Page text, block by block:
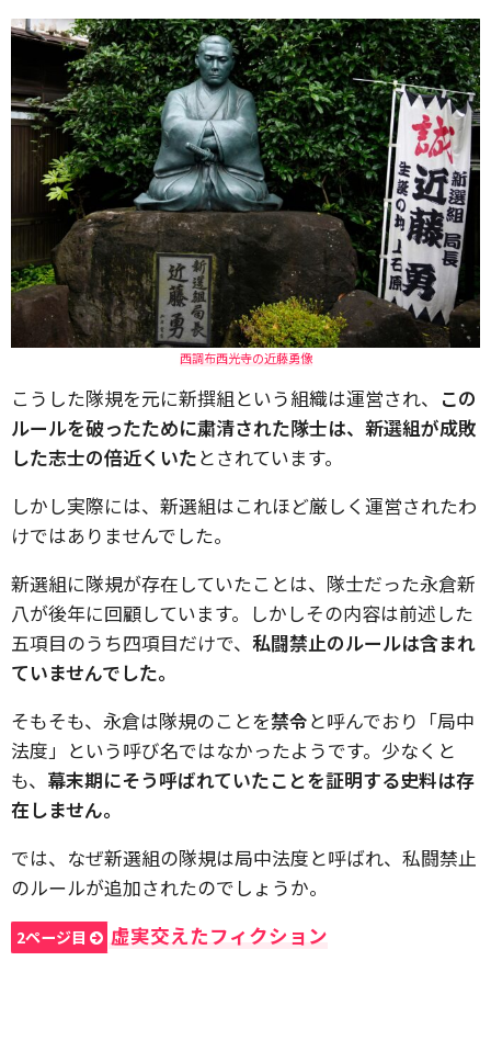
西調布西光寺の近藤勇像
こうした隊規を元に新撰組という組織は運営され、 この
ルールを破ったために粛清された隊士は、新選組が成敗
した志士の倍近くいたとされています。
しかし実際には、新選組はこれほど厳しく運営されたわ
けではありませんでした。
新選組に隊規が存在していたことは、隊士だった永倉新
八が後年に回顧しています。しかしその内容は前述した
五項目のうち四項目だけで、 私闘禁止のルールは含まれ
ていませんでした。
そもそも、永倉は隊規のことを禁令と呼んでおり「局中
法度」という呼び名ではなかったようです。少なくと
も、 幕末期にそう呼ばれていたことを証明する史料は存
在しません。
では、なぜ新選組の隊規は局中法度と呼ばれ、私闘禁止
のルールが追加されたのでしょうか。
2ページ目 虚実交えたフィクション